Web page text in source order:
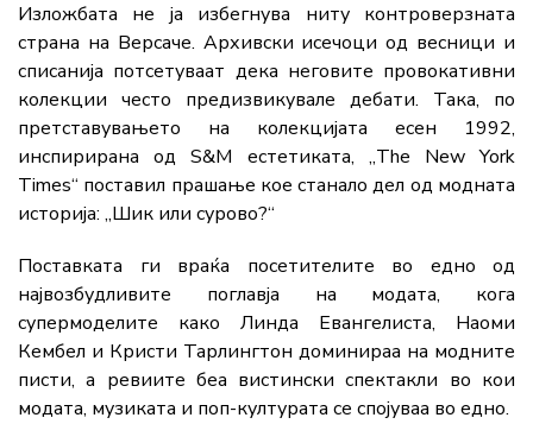
Изложбата не ја избегнува ниту контроверзната
страна на Версаче. Архивски исечоци од весници и
списанија потсетуваат дека неговите провокативни
колекции често предизвикувале дебати. Така, по
претставувањето на колекцијата есен 1992,
инспирирана од S&M естетиката, „The New York
Times“ поставил прашање кое станало дел од модната
историја: „Шик или сурово?“
Поставката ги враќа посетителите во едно од
највозбудливите поглавја на модата, кога
супермоделите како Линда Евангелиста, Наоми
Кембел и Кристи Тарлингтон доминираа на модните
писти, а ревиите беа вистински спектакли во кои
модата, музиката и поп-културата се спојуваа во едно.